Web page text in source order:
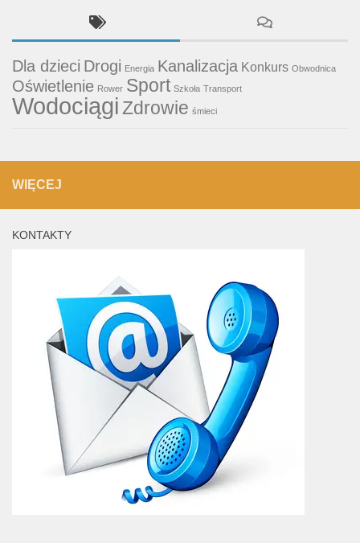
Dla dzieci Drogi Energia Kanalizacja Konkurs Obwodnica
Oświetlenie Rower Sport Szkoła Transport
WodociągiZdrowie śmieci
WIĘCEJ
KONTAKTY